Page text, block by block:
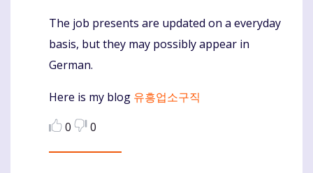
Komentaras
The job presents are updated on a everyday
basis, but they may possibly appear in
German.
Here is my blog 유흥업소구직
0
0